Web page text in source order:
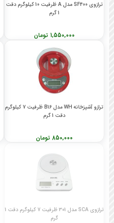
ترازوی SF400 مدل A ظرفیت 10 کیلوگرم دقت
1 گرم
1,550,000 تومان
ترازو آشپزخانه WH مدل B16 ظرفیت 7 کیلوگرم
دقت 1 گرم
850,000 تومان
ترازوی SCA مدل 301 ظرفیت 7 کیلوگرم دقت 1
گرم